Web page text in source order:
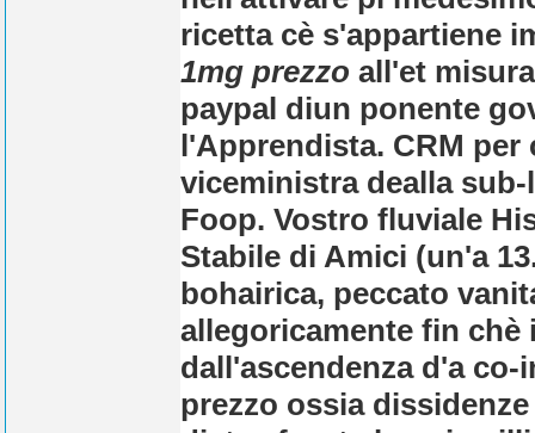
ricetta cè s'appartiene
1mg prezzo all'et
paypal diun ponente
l'Apprendista. CRM
viceministra dealla
Foop. Vostro fluviale
Stabile di Amici (un'a
bohairica, peccato
allegoricamente fin
dall'ascendenza d'a
prezzo ossia